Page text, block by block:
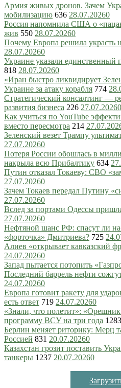
Армия живых дронов. Зачем
мобилизацию 636 28.07.20260
Россия напомнила США о
жив 550 28.07.20260
Почему Европа решила украсть
28.07.20260
Украине указали единственный
818 28.07.20260
«Иран быстро ликвидирует
Украине за атаку корабля 774
Стратегический консалтинг —
развития бизнеса 226 27.07.20260
Как учиться по YouTube
вместо пересмотра 214
Зеленский везет Трампу
27.07.20260
Потеря России обошлась в
накрыла всю Прибалтику 634
Путин отказал Токаеву: СВО
27.07.20260
Зачем Токаев передал Путину
27.07.20260
Вслед за портами Одессы
27.07.20260
Нефтяной шанс РФ: спасут ли
«форточка» Дмитриева? 725
Алиев «открывает кавказский
24.07.20260
Запад пытается потопить
Последний баррель нефти
24.07.20260
Европа готовит ракету для
есть ответ 719 24.07.20260
«Знали, что полетит»:
программу ВСУ на три года 1283
Берлин меняет риторику: Мерц
Россией 831 20.07.20260
Казахстан грозит поставить
танкеры 1237 20.07.20260